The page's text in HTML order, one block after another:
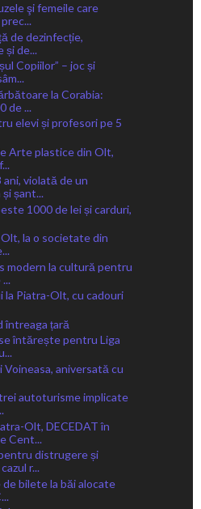
şi femeile care
de dezinfecție,
și de...
Copiilor” – joc și
la Corabia:
de ...
elevi și profesori pe 5
Arte plastice din Olt,
violată de un
și șant...
1000 de lei și carduri,
la o societate din
modern la cultură pentru
la Piatra-Olt, cu cadouri
întreaga țară
întărește pentru Liga
Voineasa, aniversată cu
autoturisme implicate
Olt, DECEDAT în
Cent...
distrugere și
r...
bilete la băi alocate